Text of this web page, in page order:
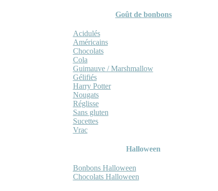
Goût de bonbons
Acidulés
Américains
Chocolats
Cola
Guimauve / Marshmallow
Gélifiés
Harry Potter
Nougats
Réglisse
Sans gluten
Sucettes
Vrac
Halloween
Bonbons Halloween
Chocolats Halloween